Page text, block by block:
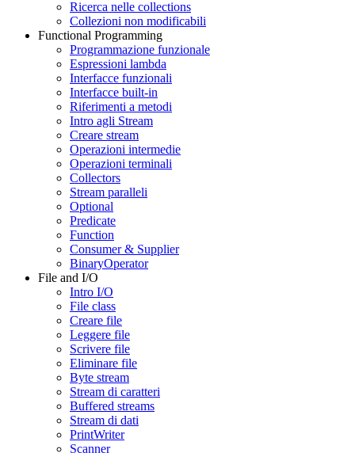
Ricerca nelle collections
Collezioni non modificabili
Functional Programming
Programmazione funzionale
Espressioni lambda
Interfacce funzionali
Interfacce built-in
Riferimenti a metodi
Intro agli Stream
Creare stream
Operazioni intermedie
Operazioni terminali
Collectors
Stream paralleli
Optional
Predicate
Function
Consumer & Supplier
BinaryOperator
File and I/O
Intro I/O
File class
Creare file
Leggere file
Scrivere file
Eliminare file
Byte stream
Stream di caratteri
Buffered streams
Stream di dati
PrintWriter
Scanner